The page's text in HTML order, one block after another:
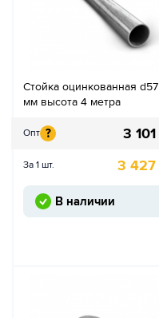
Стойка оцинкованная d57
мм высота 4 метра
Опт ? 3 101
За 1 шт. 3 427
В наличии